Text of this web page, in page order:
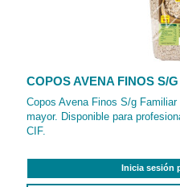
COPOS AVENA FINOS S/
Copos Avena Finos S/g
mayor. Disponible para
CIF.
Inicia sesión